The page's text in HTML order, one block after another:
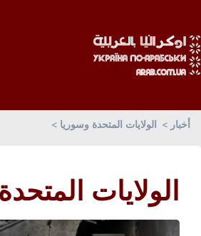
أخبار الولايات المتحدة وسوريا
الولايات